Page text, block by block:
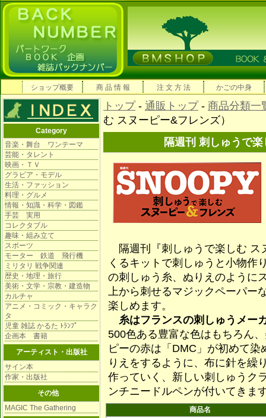
ショップ概要 商 品 情 報 注 文 方 法 かごの中身
Category
音楽・舞台 ワンテーマ
芸能・タレント
映画・ＴＶ
グラビア・モデル
生活・ファッション
料理・グルメ
情報・知識・科学・図鑑
手芸 実用
コレクタブル
趣味・組み立て
スポーツ
モーター 鉄道 飛行機
ミリタリ 戦争関連
歴史・地理・旅行
美術・文学・宗教・建造物
カルチャ
アニメ・コミック・キャラク
タ
児童 雑誌 かるた ﾄﾗﾝﾌﾟ
企画本 書籍
アーティスト・出版社
サイン本
作家・出版社
その他
MAGIC The Gathering
トップ- 通販トップ- 商品分類一
む スヌーピー&フレンズ）
隔週刊 刺しゅうで
隔週刊『刺しゅうで楽しむ ス
くるキットで刺しゅうと小物作
の刺しゅう糸、ぬりえのように
上から刺せるマジックペーパー
楽しめます。
糸はフランスの刺しゅうメー
500色ある豊富な色はもちろん
ピーの赤は「DMC」が初めて
りえをするように、布に針を繰
作っていく、新しい刺しゅうク
ンチニードルペンが付いてきま
商品名